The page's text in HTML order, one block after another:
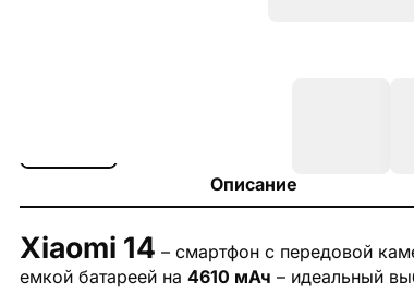
Описание
Xiaomi 14 – смартфон с передовой
емкой батареей на 4610 мАч – идеальный